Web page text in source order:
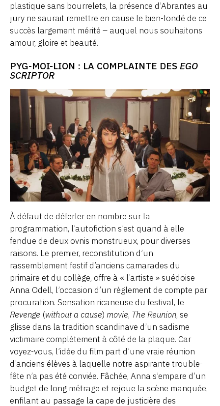
plastique sans bourrelets, la présence d’Abrantes au
jury ne saurait remettre en cause le bien-fondé de ce
succès largement mérité – auquel nous souhaitons
amour, gloire et beauté.
PYG-MOI-LION : LA COMPLAINTE DES EGO
SCRIPTOR
À défaut de déferler en nombre sur la
programmation, l’autofiction s’est quand à elle
fendue de deux ovnis monstrueux, pour diverses
raisons. Le premier, reconstitution d’un
rassemblement festif d’anciens camarades du
primaire et du collège, offre à « l’artiste » suédoise
Anna Odell, l’occasion d’un règlement de compte par
procuration. Sensation ricaneuse du festival, le
Revenge (without a cause) movie, The Reunion, se
glisse dans la tradition scandinave d’un sadisme
victimaire complètement à côté de la plaque. Car
voyez-vous, l’idée du film part d’une vraie réunion
d’anciens élèves à laquelle notre aspirante trouble-
fête n’a pas été conviée. Fâchée, Anna s’empare d’un
budget de long métrage et rejoue la scène manquée,
enfilant au passage la cape de justicière des